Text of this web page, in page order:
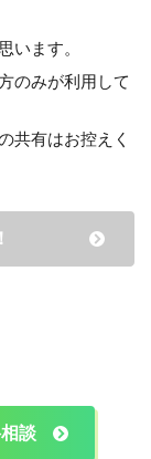
います。
のみが利用して
共有はお控えく
談